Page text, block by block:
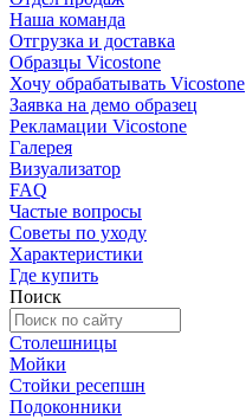
Наша команда
Отгрузка и доставка
Образцы Vicostone
Хочу обрабатывать Vicostone
Заявка на демо образец
Рекламации Vicostone
Галерея
Визуализатор
FAQ
Частые вопросы
Советы по уходу
Характеристики
Где купить
Поиск
Столешницы
Мойки
Стойки ресепшн
Подоконники